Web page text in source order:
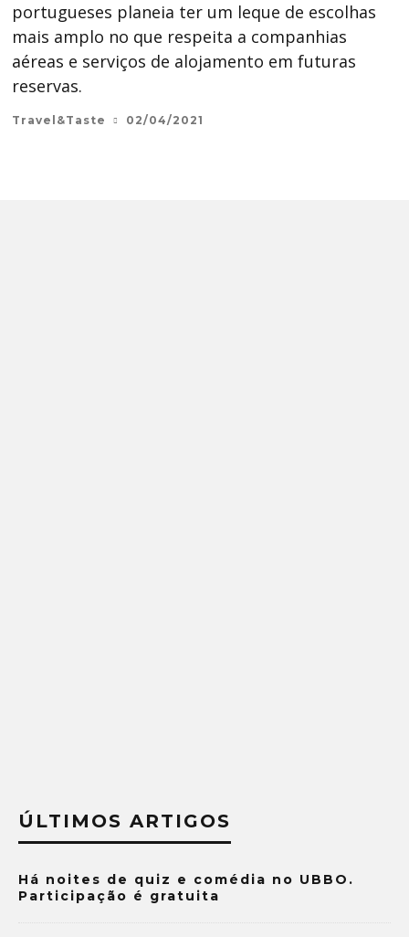
portugueses planeia ter um leque de escolhas
mais amplo no que respeita a companhias
aéreas e serviços de alojamento em futuras
reservas.
Travel&Taste 02/04/2021
ÚLTIMOS ARTIGOS
Há noites de quiz e comédia no UBBO.
Participação é gratuita